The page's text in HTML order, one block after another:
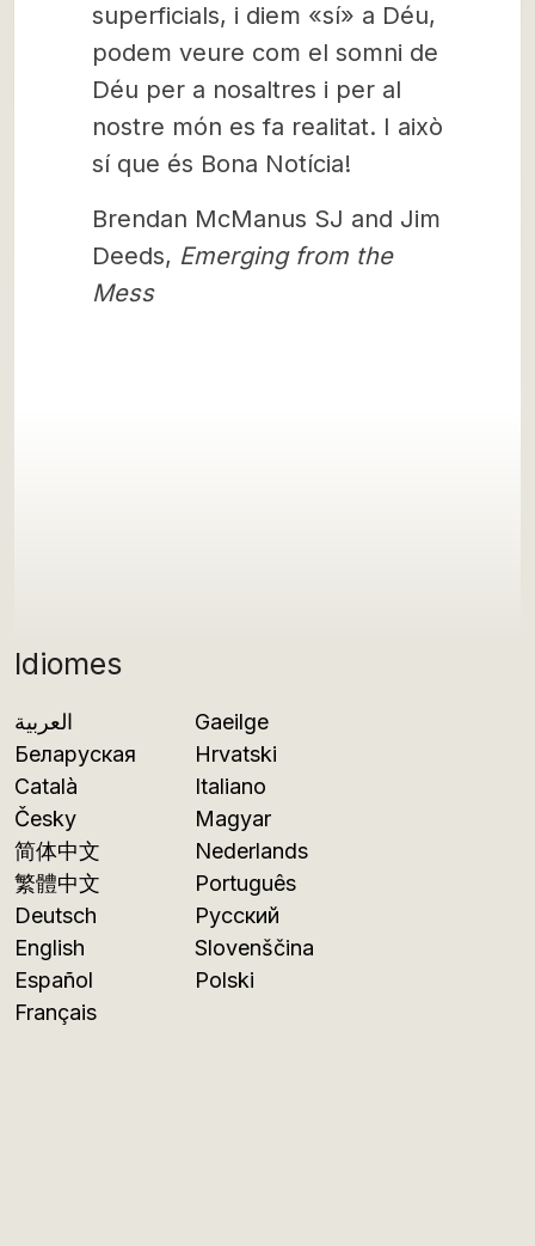
Idiomes
العربية
Беларуская
Català
Česky
简体中文
繁體中文
Deutsch
English
Español
Français
Gaeilge
Hrvatski
Italiano
Magyar
Nederlands
Português
Русский
Slovenščina
Polski
superficials, i diem «sí» a Déu,
podem veure com el somni de
Déu per a nosaltres i per al
nostre món es fa realitat. I això
sí que és Bona Notícia!
Brendan McManus SJ and Jim
Deeds, Emerging from the
Mess